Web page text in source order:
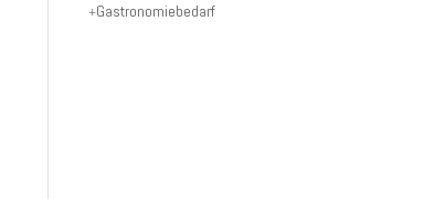
Gastronomiebedarf